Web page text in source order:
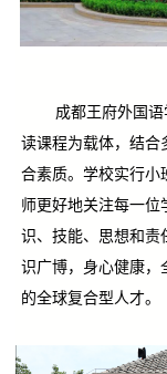
成都王府外国
读课程为载体，结合
合素质。学校实行小
师更好地关注每一位
识、技能、思想和责
识广博，身心健康，
的全球复合型人才。